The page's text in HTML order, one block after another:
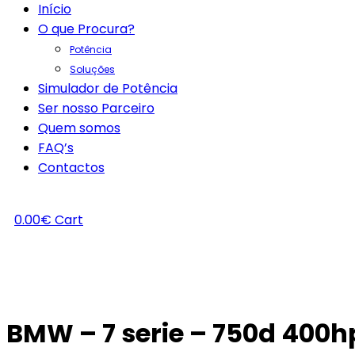
Início
O que Procura?
Potência
Soluções
Simulador de Potência
Ser nosso Parceiro
Quem somos
FAQ’s
Contactos
0.00€ Cart
BMW – 7 serie – 750d